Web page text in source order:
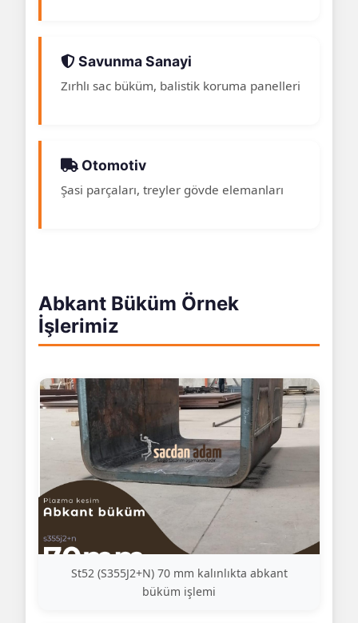
Savunma Sanayi
Zırhlı sac büküm, balistik koruma panelleri
Otomotiv
Şasi parçaları, treyler gövde elemanları
Abkant Büküm Örnek
İşlerimiz
St52 (S355J2+N) 70 mm kalınlıkta abkant
büküm işlemi